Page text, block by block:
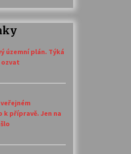
územní plán. Týká
ozvat
veřejném
přípravě. Jen na